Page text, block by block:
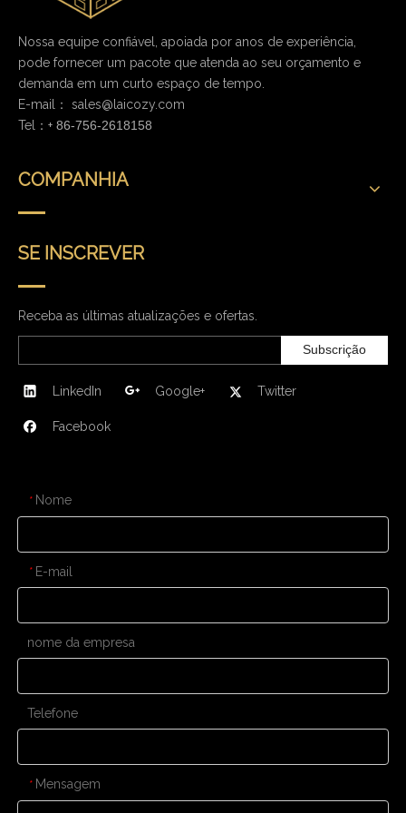
Nossa equipe confiável, apoiada por anos de experiência,
pode fornecer um pacote que atenda ao seu orçamento e
demanda em um curto espaço de tempo.
E-mail： sales@laicozy.com
Tel：+ 86-756-2618158
COMPANHIA
SE INSCREVER
Receba as últimas atualizações e ofertas.
Subscrição
LinkedIn Google+ Twitter
Facebook
* Nome
* E-mail
nome da empresa
Telefone
* Mensagem